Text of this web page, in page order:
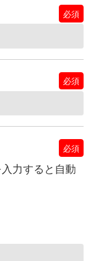
必須
必須
必須
力すると自動